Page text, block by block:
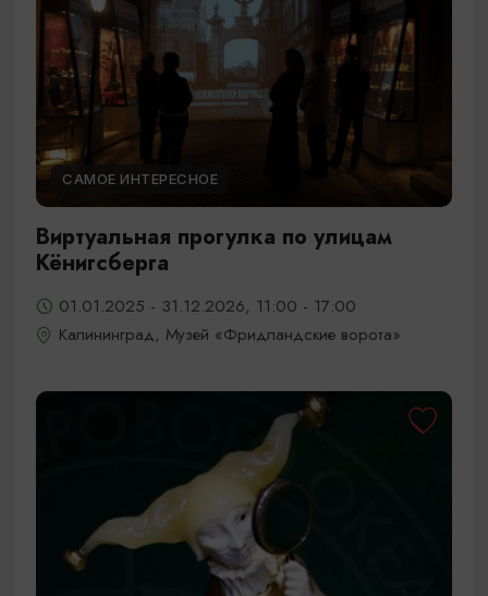
САМОЕ ИНТЕРЕСНОЕ
Виртуальная прогулка по улицам
Кёнигсберга
01.01.2025 - 31.12.2026, 11:00 - 17:00
Калининград, Музей «Фридландские ворота»